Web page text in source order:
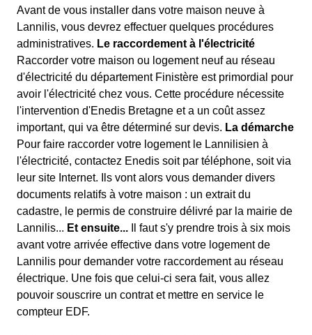
Avant de vous installer dans votre maison neuve à
Lannilis, vous devrez effectuer quelques procédures
administratives. Le raccordement à l'électricité
Raccorder votre maison ou logement neuf au réseau
d'électricité du département Finistère est primordial pour
avoir l'électricité chez vous. Cette procédure nécessite
l'intervention d'Enedis Bretagne et a un coût assez
important, qui va être déterminé sur devis. La démarche
Pour faire raccorder votre logement le Lannilisien à
l'électricité, contactez Enedis soit par téléphone, soit via
leur site Internet. Ils vont alors vous demander divers
documents relatifs à votre maison : un extrait du
cadastre, le permis de construire délivré par la mairie de
Lannilis... Et ensuite... Il faut s'y prendre trois à six mois
avant votre arrivée effective dans votre logement de
Lannilis pour demander votre raccordement au réseau
électrique. Une fois que celui-ci sera fait, vous allez
pouvoir souscrire un contrat et mettre en service le
compteur EDF.